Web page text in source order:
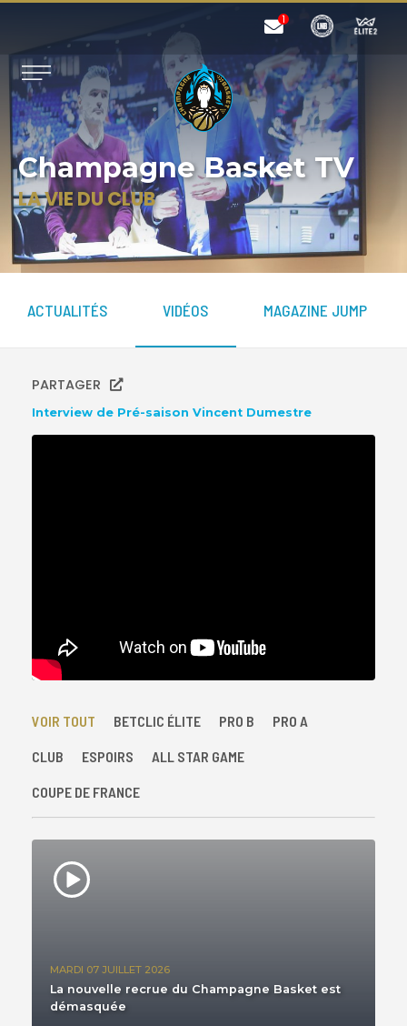
Champagne Basket TV
LA VIE DU CLUB
ACTUALITÉS VIDÉOS MAGAZINE JUMP
Interview de Pré-saison Vincent Dumestre
PARTAGER
VOIR TOUT BETCLIC ÉLITE PRO B PRO A
CLUB ESPOIRS ALL STAR GAME
COUPE DE FRANCE
MARDI 07 JUILLET 2026
La nouvelle recrue du Champagne Basket est
démasquée